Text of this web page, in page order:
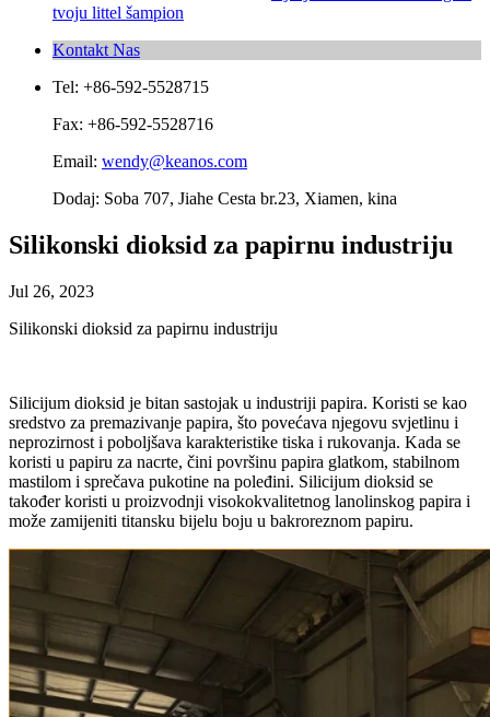
tvoju littel šampion
Kontakt Nas
Tel: +86-592-5528715
Fax: +86-592-5528716
Email: wendy@keanos.com
Dodaj: Soba 707, Jiahe Cesta br.23, Xiamen, kina
Silikonski dioksid za papirnu industriju
Jul 26, 2023
Silikonski dioksid za papirnu industriju
Silicijum dioksid je bitan sastojak u industriji papira. Koristi se kao
sredstvo za premazivanje papira, što povećava njegovu svjetlinu i
neprozirnost i poboljšava karakteristike tiska i rukovanja. Kada se
koristi u papiru za nacrte, čini površinu papira glatkom, stabilnom
mastilom i sprečava pukotine na poleđini. Silicijum dioksid se
također koristi u proizvodnji visokokvalitetnog lanolinskog papira i
može zamijeniti titansku bijelu boju u bakroreznom papiru.